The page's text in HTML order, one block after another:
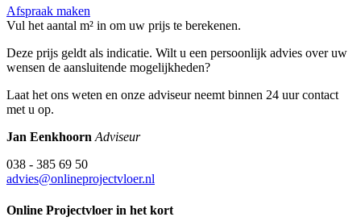
Afspraak maken
Vul het aantal m² in om uw prijs te berekenen.
Deze prijs geldt als indicatie. Wilt u een persoonlijk advies over uw
wensen de aansluitende mogelijkheden?
Laat het ons weten en onze adviseur neemt binnen 24 uur contact
met u op.
Jan Eenkhoorn Adviseur
038 - 385 69 50
advies@onlineprojectvloer.nl
Online Projectvloer in het kort